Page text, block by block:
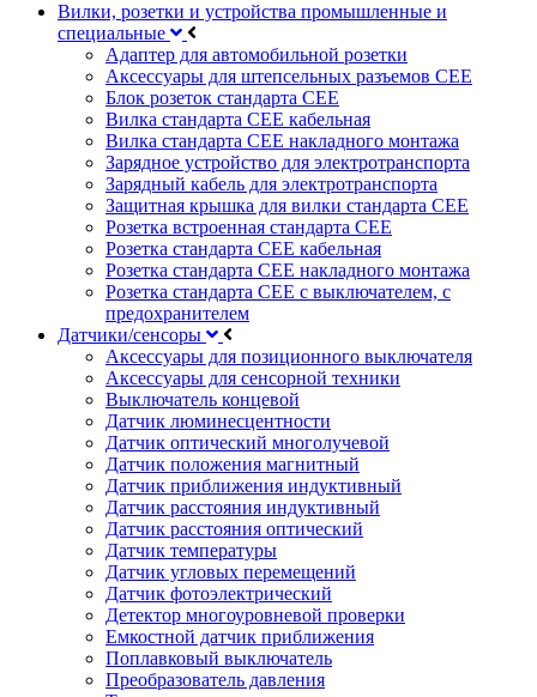
Вилки, розетки и устройства промышленные и
специальные
Адаптер для автомобильной розетки
Аксессуары для штепсельных разъемов CEE
Блок розеток стандарта CEE
Вилка стандарта CEE кабельная
Вилка стандарта CEE накладного монтажа
Зарядное устройство для электротранспорта
Зарядный кабель для электротранспорта
Защитная крышка для вилки стандарта CEE
Розетка встроенная стандарта CEE
Розетка стандарта СЕЕ кабельная
Розетка стандарта СЕЕ накладного монтажа
Розетка стандарта СЕЕ с выключателем, с
предохранителем
Датчики/сенсоры
Аксессуары для позиционного выключателя
Аксессуары для сенсорной техники
Выключатель концевой
Датчик люминесцентности
Датчик оптический многолучевой
Датчик положения магнитный
Датчик приближения индуктивный
Датчик расстояния индуктивный
Датчик расстояния оптический
Датчик температуры
Датчик угловых перемещений
Датчик фотоэлектрический
Детектор многоуровневой проверки
Емкостной датчик приближения
Поплавковый выключатель
Преобразователь давления